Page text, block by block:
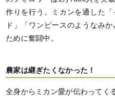
作りを行う。ミカンを通した
ド」「ワンピースのようなみ
ために奮闘中。
農家は継ぎたくなかった！
全身からミカン愛が伝わってく